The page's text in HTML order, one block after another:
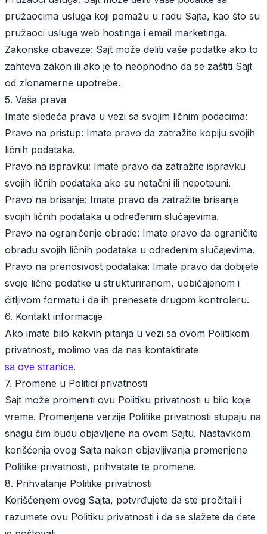
pružaocima usluga koji pomažu u radu Sajta, kao što su
pružaoci usluga web hostinga i email marketinga.
Zakonske obaveze: Sajt može deliti vaše podatke ako to
zahteva zakon ili ako je to neophodno da se zaštiti Sajt
od zlonamerne upotrebe.
5. Vaša prava
Imate sledeća prava u vezi sa svojim ličnim podacima:
Pravo na pristup: Imate pravo da zatražite kopiju svojih
ličnih podataka.
Pravo na ispravku: Imate pravo da zatražite ispravku
svojih ličnih podataka ako su netačni ili nepotpuni.
Pravo na brisanje: Imate pravo da zatražite brisanje
svojih ličnih podataka u određenim slučajevima.
Pravo na ograničenje obrade: Imate pravo da ograničite
obradu svojih ličnih podataka u određenim slučajevima.
Pravo na prenosivost podataka: Imate pravo da dobijete
svoje lične podatke u strukturiranom, uobičajenom i
čitljivom formatu i da ih prenesete drugom kontroleru.
6. Kontakt informacije
Ako imate bilo kakvih pitanja u vezi sa ovom Politikom
privatnosti, molimo vas da nas kontaktirate
sa ove stranice.
7. Promene u Politici privatnosti
Sajt može promeniti ovu Politiku privatnosti u bilo koje
vreme. Promenjene verzije Politike privatnosti stupaju na
snagu čim budu objavljene na ovom Sajtu. Nastavkom
korišćenja ovog Sajta nakon objavljivanja promenjene
Politike privatnosti, prihvatate te promene.
8. Prihvatanje Politike privatnosti
Korišćenjem ovog Sajta, potvrđujete da ste pročitali i
razumete ovu Politiku privatnosti i da se slažete da ćete